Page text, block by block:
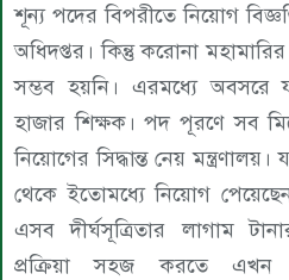
শূন্য পদের বিপরীতে নিয়োগ
অধিদপ্তর। কিন্তু করোনা
সম্ভব হয়নি। এরমধ্যে
হাজার শিক্ষক। পদ পূরণে সব
নিয়োগের সিদ্ধান্ত নেয়
থেকে ইতোমধ্যে নিয়োগ
এসব দীর্ঘসূত্রিতার লাগাম
প্রক্রিয়া সহজ করতে এখন